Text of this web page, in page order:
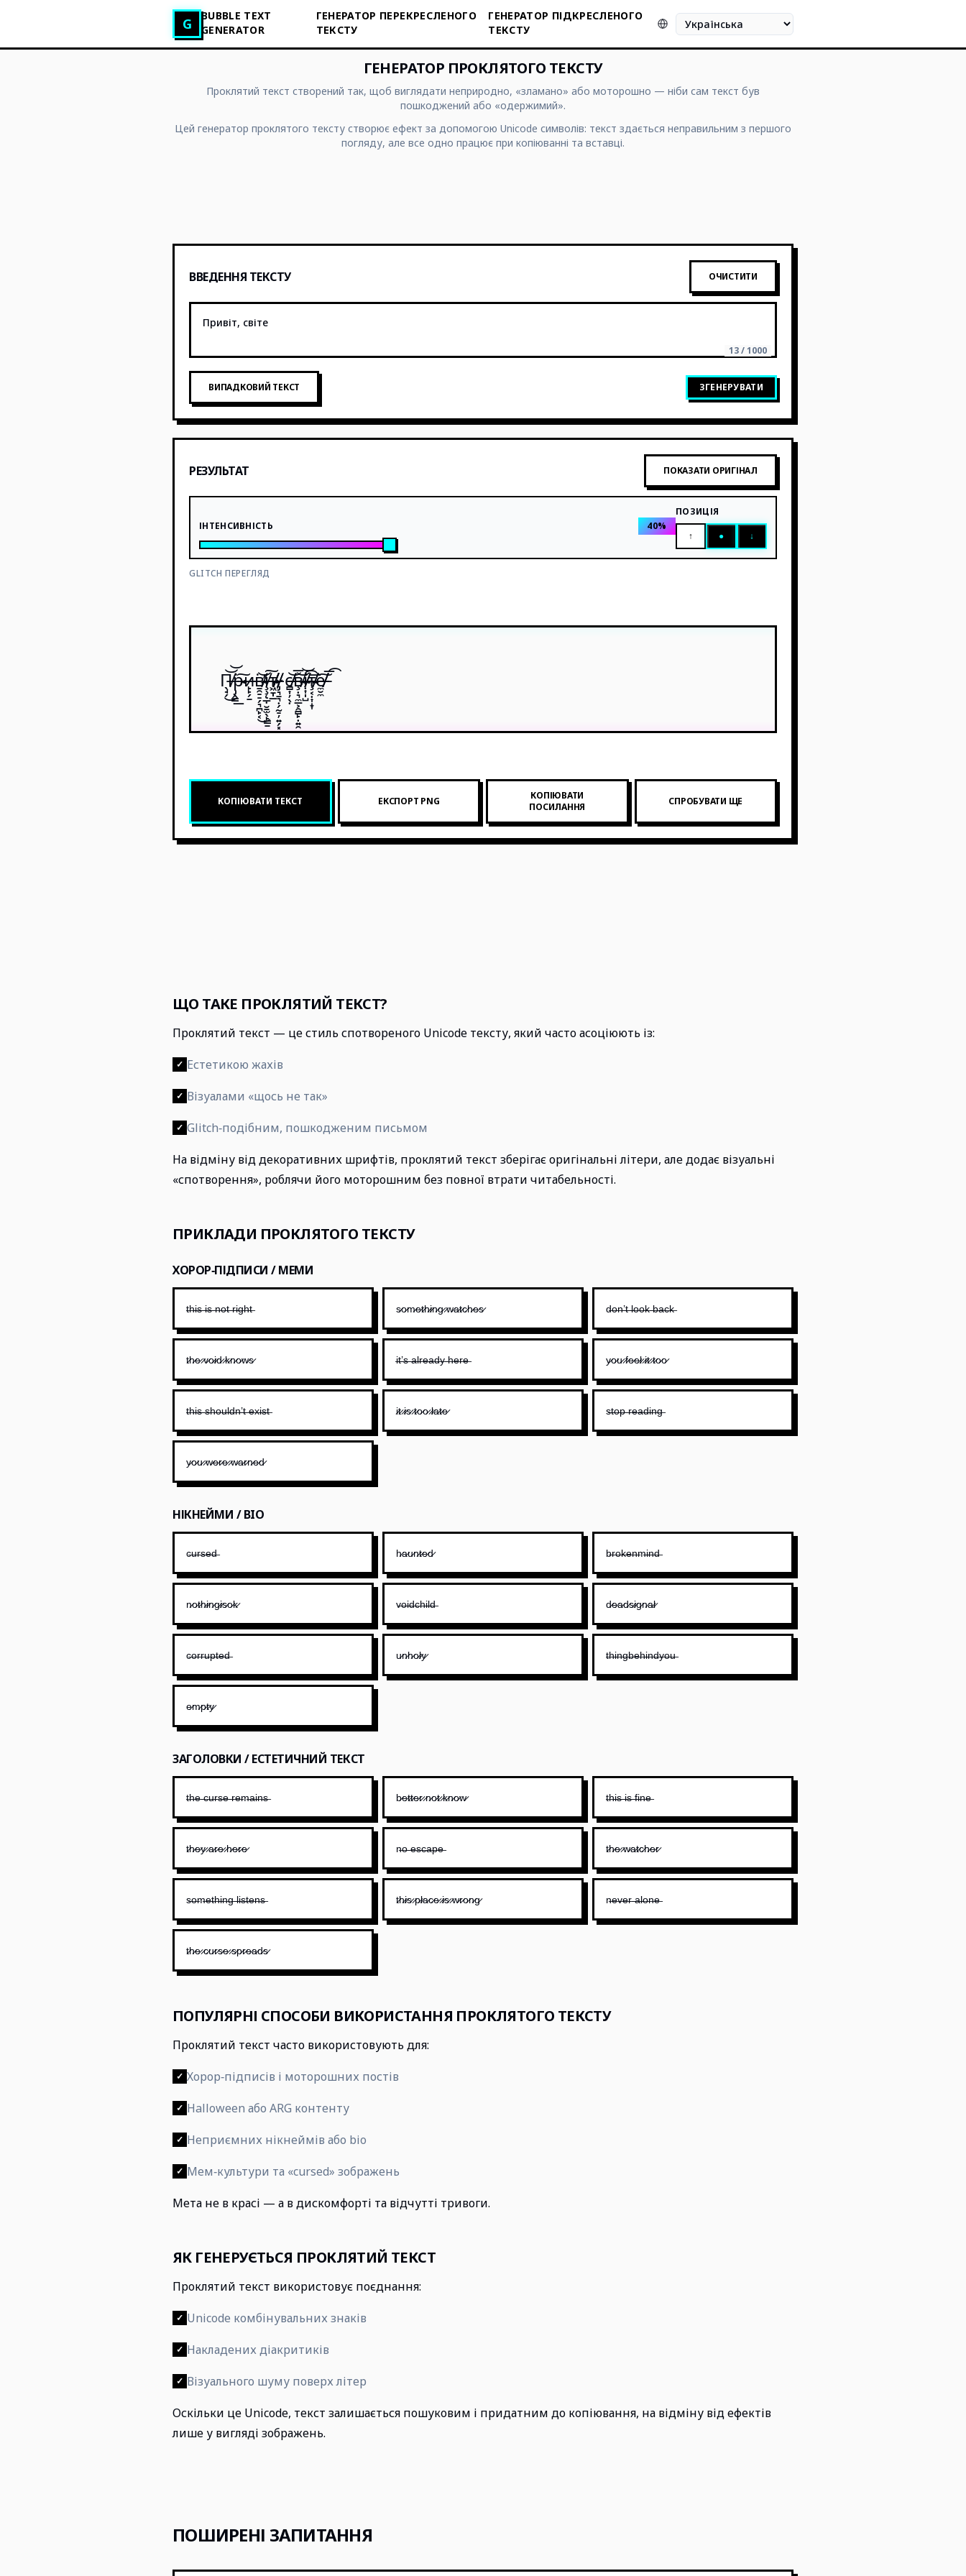
Генератор glitch‑тексту
G
BUBBLE TEXT
GENERATOR
ГЕНЕРАТОР ПЕРЕКРЕСЛЕНОГО
ТЕКСТУ
ГЕНЕРАТОР ПІДКРЕСЛЕНОГО
ТЕКСТУ
Мова
ГЕНЕРАТОР ПРОКЛЯТОГО ТЕКСТУ
Проклятий текст створений так, щоб виглядати неприродно, «зламано» або моторошно — ніби сам текст був
пошкоджений або «одержимий».
Цей генератор проклятого тексту створює ефект за допомогою Unicode символів: текст здається неправильним з першого
погляду, але все одно працює при копіюванні та вставці.
ВВЕДЕННЯ ТЕКСТУ ОЧИСТИТИ
13 / 1000
ВИПАДКОВИЙ ТЕКСТ ЗГЕНЕРУВАТИ
РЕЗУЛЬТАТ ПОКАЗАТИ ОРИГІНАЛ
ІНТЕНСИВНІСТЬ 40%
ПОЗИЦІЯ
↑
● ↓
GLITCH ПЕРЕГЛЯД
П̶̸̖̘̗͘͜͝͝р̴̵̷̵̶̷̴̴̡̭̳͟͠и̵̶̙̙̗̱͘в̴̸̱̯̠̠̗͉̪̙͔̕͜͝і̵̶̶̸̶̶̵̧̧̨̲̣̮̱̫̖̙̳̱͠т̶̸̷̴̴̸̸̵̸͖̱̩̲,̷̸̸̵̡͉̱͉̣̗̰̠̦͍̗͓ с̸̵̸̶̵̶̻͎̦̖̣͝͞в̸̶̴̧̣͉̼̲͕̯̻̙̣͍̯͘͝͝і̶̵̸̵̸̴̣͎̩̺͘͡т̴̸̴̶̸̶̧͔̣͎̝͎͘͞е̸̶̵̸̸̼̮̼͠͞͡
КОПІЮВАТИ ТЕКСТ ЕКСПОРТ PNG
КОПІЮВАТИ
ПОСИЛАННЯ
СПРОБУВАТИ ЩЕ
ЩО ТАКЕ ПРОКЛЯТИЙ ТЕКСТ?
Проклятий текст — це стиль спотвореного Unicode тексту, який часто асоціюють із:
✓ Естетикою жахів
✓ Візуалами «щось не так»
✓ Glitch‑подібним, пошкодженим письмом
На відміну від декоративних шрифтів, проклятий текст зберігає оригінальні літери, але додає візуальні
«спотворення», роблячи його моторошним без повної втрати читабельності.
ПРИКЛАДИ ПРОКЛЯТОГО ТЕКСТУ
ХОРОР‑ПІДПИСИ / МЕМИ
t̶h̶i̶s̶ ̶i̶s̶ ̶n̶o̶t̶ ̶r̶i̶g̶h̶t̶ s̷o̷m̷e̷t̷h̷i̷n̷g̷ ̷w̷a̷t̷c̷h̷e̷s̷ d̶o̶n̶’̶t̶ ̶l̶o̶o̶k̶ ̶b̶a̶c̶k̶
t̷h̷e̷ ̷v̷o̷i̷d̷ ̷k̷n̷o̷w̷s̷ i̶t̶’̶s̶ ̶a̶l̶r̶e̶a̶d̶y̶ ̶h̶e̶r̶e̶ y̷o̷u̷ ̷f̷e̷e̷l̷ ̷i̷t̷ ̷t̷o̷o̷
t̶h̶i̶s̶ ̶s̶h̶o̶u̶l̶d̶n̶’̶t̶ ̶e̶x̶i̶s̶t̶ i̷t̷ ̷i̷s̷ ̷t̷o̷o̷ ̷l̷a̷t̷e̷ s̶t̶o̶p̶ ̶r̶e̶a̶d̶i̶n̶g̶
y̷o̷u̷ ̷w̷e̷r̷e̷ ̷w̷a̷r̷n̷e̷d̷
НІКНЕЙМИ / BIO
c̶u̶r̶s̶e̶d̶ h̷a̷u̷n̷t̷e̷d̷ b̶r̶o̶k̶e̶n̶m̶i̶n̶d̶
n̷o̷t̷h̷i̷n̷g̷i̷s̷o̷k̷ v̶o̶i̶d̶c̶h̶i̶l̶d̶ d̷e̷a̷d̷s̷i̷g̷n̷a̷l̷
c̶o̶r̶r̶u̶p̶t̶e̶d̶ u̷n̷h̷o̷l̷y̷ t̶h̶i̶n̶g̶b̶e̶h̶i̶n̶d̶y̶o̶u̶
e̷m̷p̷t̷y̷
ЗАГОЛОВКИ / ЕСТЕТИЧНИЙ ТЕКСТ
t̶h̶e̶ ̶c̶u̶r̶s̶e̶ ̶r̶e̶m̶a̶i̶n̶s̶ b̷e̷t̷t̷e̷r̷ ̷n̷o̷t̷ ̷k̷n̷o̷w̷ t̶h̶i̶s̶ ̶i̶s̶ ̶f̶i̶n̶e̶
t̷h̷e̷y̷ ̷a̷r̷e̷ ̷h̷e̷r̷e̷ n̶o̶ ̶e̶s̶c̶a̶p̶e̶ t̷h̷e̷ ̷w̷a̷t̷c̷h̷e̷r̷
s̶o̶m̶e̶t̶h̶i̶n̶g̶ ̶l̶i̶s̶t̶e̶n̶s̶ t̷h̷i̷s̷ ̷p̷l̷a̷c̷e̷ ̷i̷s̷ ̷w̷r̷o̷n̷g̷ n̶e̶v̶e̶r̶ ̶a̶l̶o̶n̶e̶
t̷h̷e̷ ̷c̷u̷r̷s̷e̷ ̷s̷p̷r̷e̷a̷d̷s̷
ПОПУЛЯРНІ СПОСОБИ ВИКОРИСТАННЯ ПРОКЛЯТОГО ТЕКСТУ
Проклятий текст часто використовують для:
✓ Хорор‑підписів і моторошних постів
✓ Halloween або ARG контенту
✓ Неприємних нікнеймів або bio
✓ Мем‑культури та «cursed» зображень
Мета не в красі — а в дискомфорті та відчутті тривоги.
ЯК ГЕНЕРУЄТЬСЯ ПРОКЛЯТИЙ ТЕКСТ
Проклятий текст використовує поєднання:
✓ Unicode комбінувальних знаків
✓ Накладених діакритиків
✓ Візуального шуму поверх літер
Оскільки це Unicode, текст залишається пошуковим і придатним до копіювання, на відміну від ефектів
лише у вигляді зображень.
ПОШИРЕНІ ЗАПИТАННЯ